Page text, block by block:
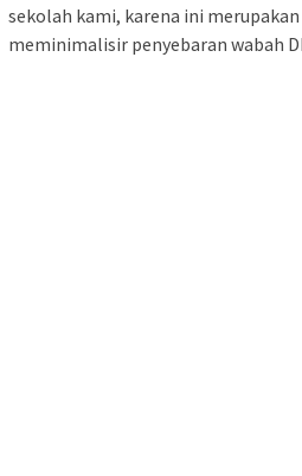
sekolah kami, karena ini
meminimalisir penyebaran wabah